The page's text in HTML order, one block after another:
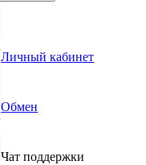
Личный кабинет
Обмен
Чат поддержки